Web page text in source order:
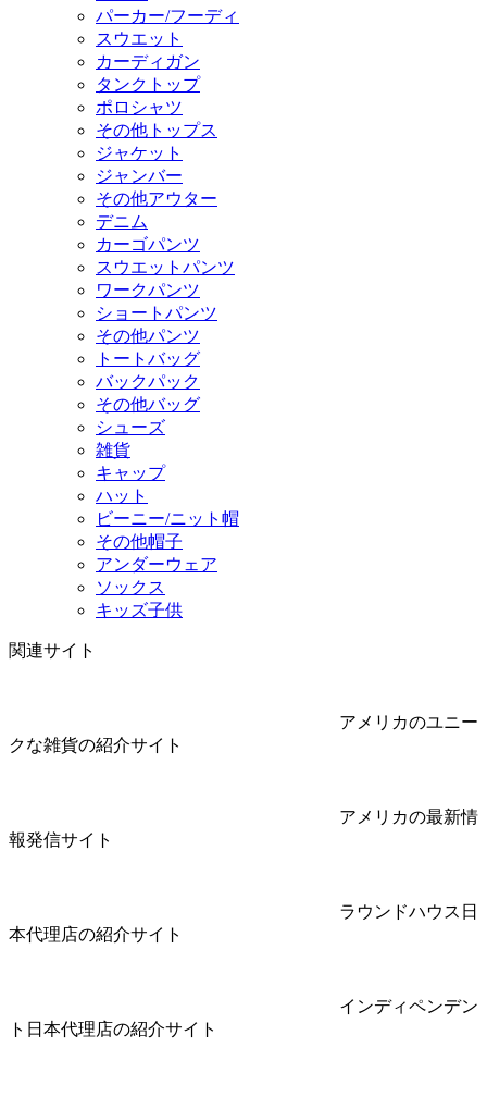
パーカー/フーディ
スウエット
カーディガン
タンクトップ
ポロシャツ
その他トップス
ジャケット
ジャンバー
その他アウター
デニム
カーゴパンツ
スウエットパンツ
ワークパンツ
ショートパンツ
その他パンツ
トートバッグ
バックパック
その他バッグ
シューズ
雑貨
キャップ
ハット
ビーニー/ニット帽
その他帽子
アンダーウェア
ソックス
キッズ子供
関連サイト
アメリカのユニー
クな雑貨の紹介サイト
アメリカの最新情
報発信サイト
ラウンドハウス日
本代理店の紹介サイト
インディペンデン
ト日本代理店の紹介サイト